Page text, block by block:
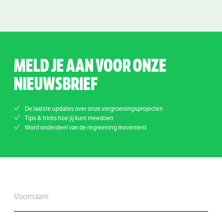
MELD JE AAN VOOR ONZE
NIEUWSBRIEF
De laatste updates over onze vergroeningsprojecten
Tips & tricks hoe jij kunt meedoen
Word onderdeel van de regreening movement